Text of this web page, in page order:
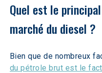
Quel est le
marché du diesel ?
Bien que de nombreux
du pétrole brut est le